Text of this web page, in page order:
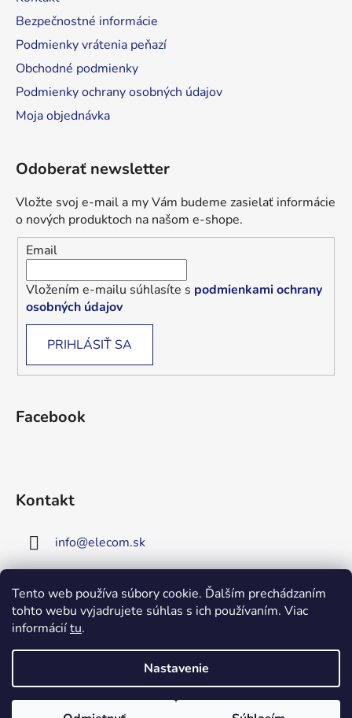
Tento web používa súbory cookie. Ďalším prechádzaním
tohto webu vyjadrujete súhlas s ich používaním. Viac
informáciítu.
Nastavenie
Upozornenie!
stránke!Zaregistrujte sa!
Získate tým 5% zľavu na väčšinu
produktov!
Bezpečnostné informácie
Podmienky vrátenia peňazí
Obchodné podmienky
Podmienky ochrany osobných údajov
Moja objednávka
Odoberať newsletter
Vložte svoj e-mail a my Vám budeme zasielať informácie
o nových produktoch na našom e-shope.
Email
Vložením e-mailu súhlasíte s podmienkami ochrany
osobných údajov
PRIHLÁSIŤ SA
Facebook
Kontakt
info@elecom.sk
Copyright 2026
. Všetky práva vyhradené.